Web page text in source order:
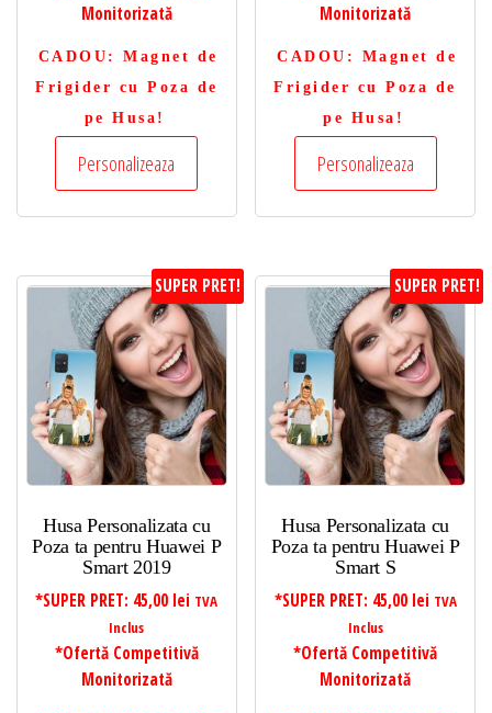
Monitorizată
CADOU : Magnet de
Frigider cu Poza de
pe Husa!
Personalizeaza
Monitorizată
CADOU : Magnet de
Frigider cu Poza de
pe Husa!
Personalizeaza
SUPER PRET!
Husa Personalizata cu
Poza ta pentru Huawei P
Smart 2019
*SUPER PRET: 45,00 lei TVA
Inclus
*Ofertă Competitivă
Monitorizată
SUPER PRET!
Husa Personalizata cu
Poza ta pentru Huawei P
Smart S
*SUPER PRET: 45,00 lei TVA
Inclus
*Ofertă Competitivă
Monitorizată